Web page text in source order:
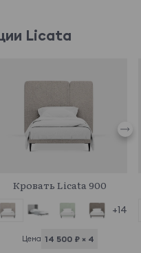
Licata
Кровать Licata 900
+14
Цена 14 500 ₽ × 4